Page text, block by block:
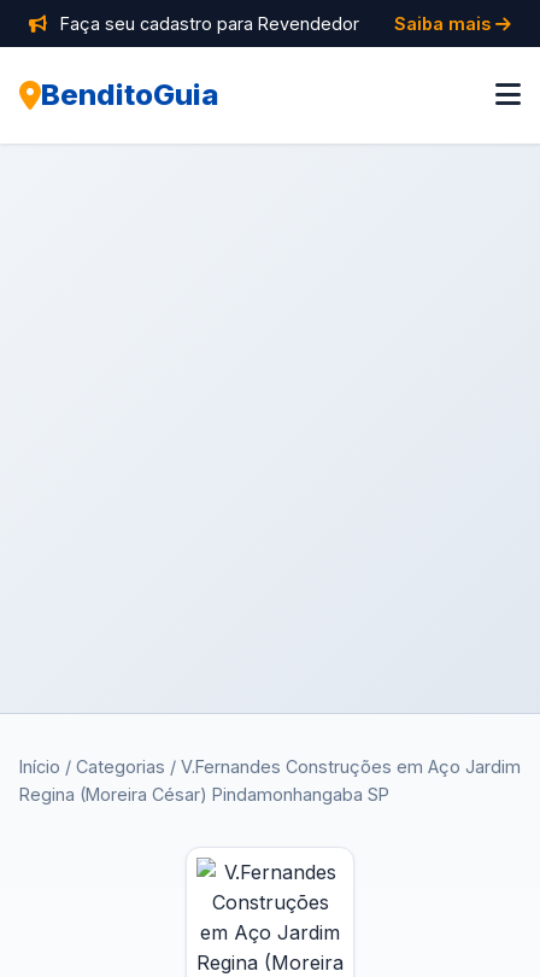
Faça seu cadastro para Revendedor Saiba mais
BenditoGuia
Início / Categorias / V.Fernandes Construções em Aço Jardim
Regina (Moreira César) Pindamonhangaba SP